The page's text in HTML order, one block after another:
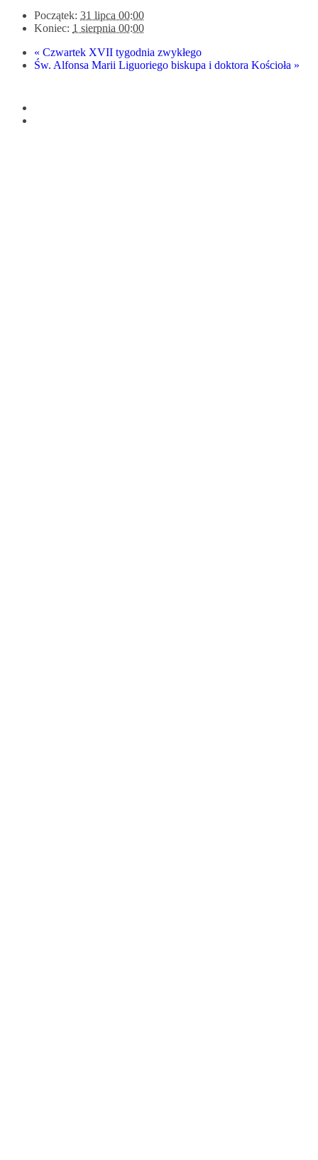
Początek: 31 lipca 00:00
Koniec: 1 sierpnia 00:00
« Czwartek XVII tygodnia zwykłego
Św. Alfonsa Marii Liguoriego biskupa i doktora Kościoła »